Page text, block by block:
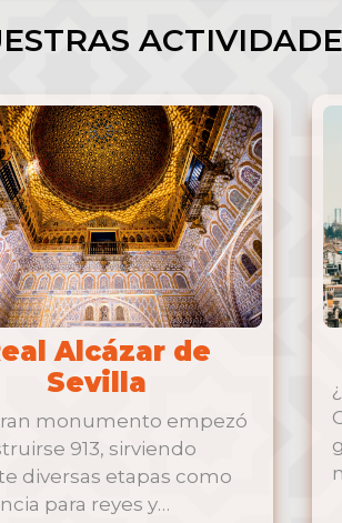
Alcázar de
Sevilla
monumento empezó
913, sirviendo
diversas etapas como
para reyes y